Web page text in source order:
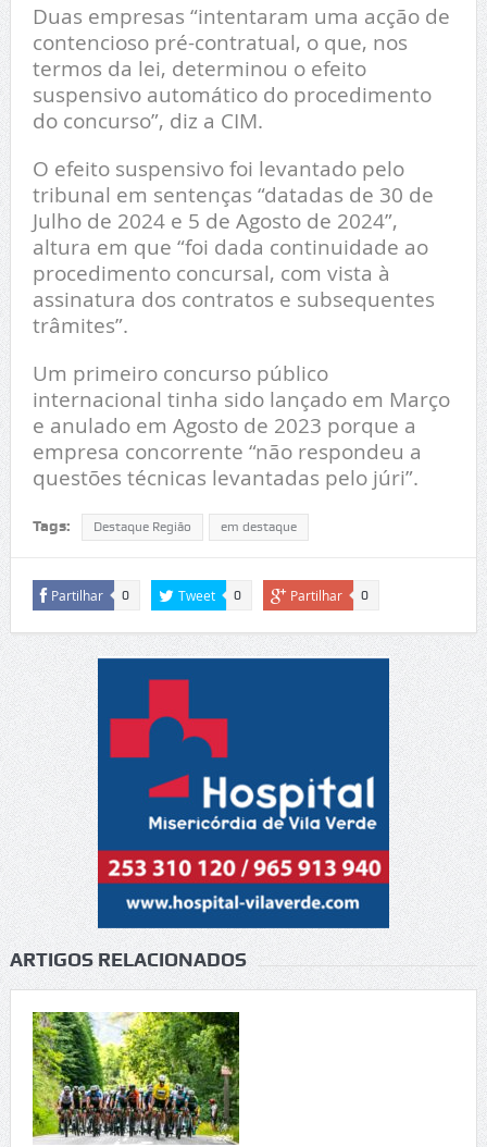
Duas empresas “intentaram uma acção de
contencioso pré-contratual, o que, nos
termos da lei, determinou o efeito
suspensivo automático do procedimento
do concurso”, diz a CIM.
O efeito suspensivo foi levantado pelo
tribunal em sentenças “datadas de 30 de
Julho de 2024 e 5 de Agosto de 2024”,
altura em que “foi dada continuidade ao
procedimento concursal, com vista à
assinatura dos contratos e subsequentes
trâmites”.
Um primeiro concurso público
internacional tinha sido lançado em Março
e anulado em Agosto de 2023 porque a
empresa concorrente “não respondeu a
questões técnicas levantadas pelo júri”.
Tags: Destaque Região em destaque
Partilhar 0 Tweet 0 Partilhar 0
ARTIGOS RELACIONADOS